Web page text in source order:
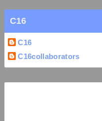
C16
C16
C16collaborators